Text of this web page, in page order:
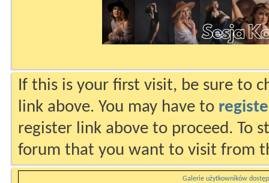
If this is your first visit, be sure to
link above. You may have to
register link above to proceed. To
forum that you want to visit from
Galerie użytkowników